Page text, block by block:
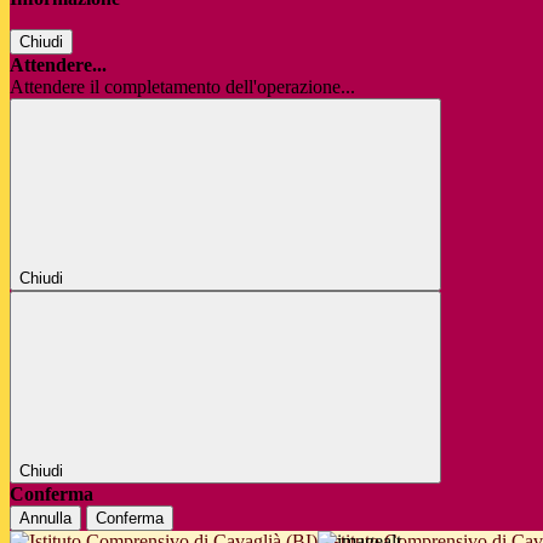
Chiudi
Attendere...
Attendere il completamento dell'operazione...
Chiudi
Chiudi
Conferma
Annulla Conferma